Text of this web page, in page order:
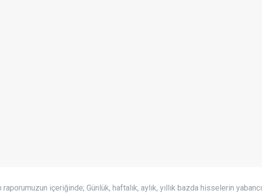
raporumuzun içeriğinde; Günlük, haftalık, aylık, yıllık bazda hisselerin yabancı